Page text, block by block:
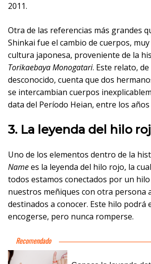
2011.
Otra de las referencias más grandes
Shinkai fue el cambio de cuerpos,
cultura japonesa, proveniente de la
Torikaebaya Monogatari. Este relato,
desconocido, cuenta que dos
se intercambian cuerpos
data del Período Heian, entre los años
3. La leyenda del hilo
Uno de los elementos dentro de la
Namees la leyenda del hilo rojo, la
todos estamos conectados por un
nuestros meñiques con otra persona
destinados a conocer. Este hilo podrá
encogerse, pero nunca romperse.